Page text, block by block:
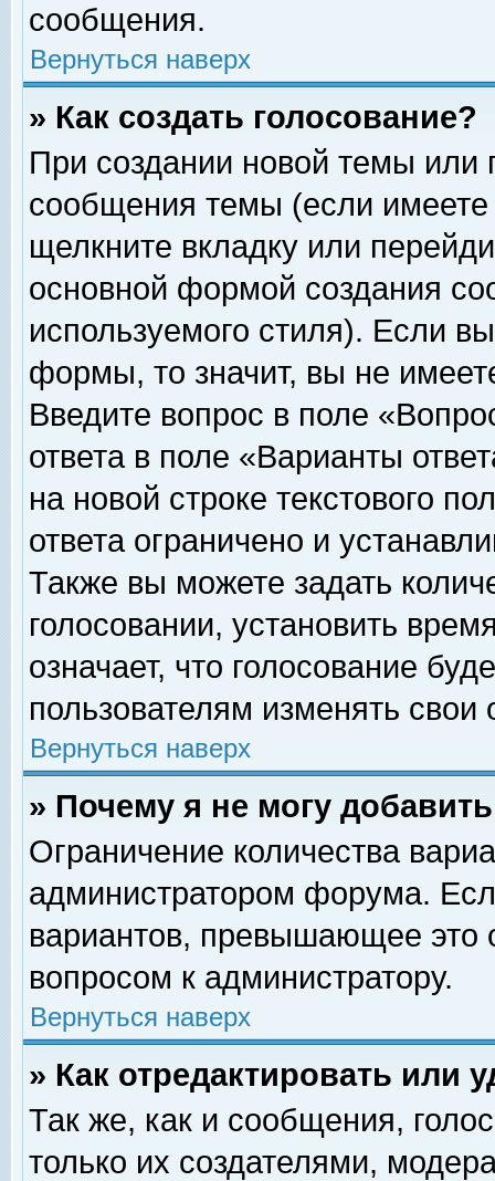
сообщения.
Вернуться наверх
» Как создать голосование?
При создании новой темы или
сообщения темы (если
щелкните вкладку или
основной формой создания
используемого стиля). Если
формы, то значит, вы не
Введите вопрос в поле
ответа в поле «Варианты
на новой строке текстового
ответа ограничено и
Также вы можете задать
голосовании, установить
означает, что голосование
пользователям изменять свои
Вернуться наверх
» Почему я не могу
Ограничение количества
администратором форума.
вариантов, превышающее это
вопросом к администратору.
Вернуться наверх
» Как отредактировать или
Так же, как и сообщения,
только их создателями,